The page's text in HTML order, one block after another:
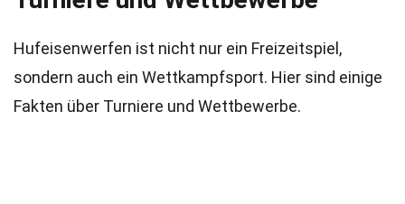
Hufeisenwerfen ist nicht nur ein Freizeitspiel,
sondern auch ein Wettkampfsport. Hier sind einige
Fakten über Turniere und Wettbewerbe.